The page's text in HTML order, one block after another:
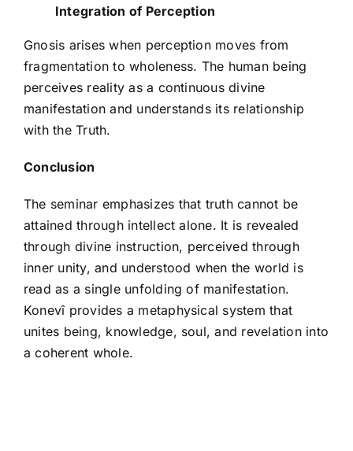
Integration of Perception
Gnosis arises when perception moves from
fragmentation to wholeness. The human being
perceives reality as a continuous divine
manifestation and understands its relationship
with the Truth.
Conclusion
The seminar emphasizes that truth cannot be
attained through intellect alone. It is revealed
through divine instruction, perceived through
inner unity, and understood when the world is
read as a single unfolding of manifestation.
Konevî provides a metaphysical system that
unites being, knowledge, soul, and revelation into
a coherent whole.